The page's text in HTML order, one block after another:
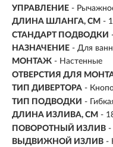
УПРАВЛЕНИЕ -
ДЛИНА ШЛАНГА, СМ -
СТАНДАРТ ПОДВОДКИ
НАЗНАЧЕНИЕ - Для
МОНТАЖ - Настенные
ОТВЕРСТИЯ ДЛЯ
ТИП ДИВЕРТОРА -
ТИП ПОДВОДКИ -
ДЛИНА ИЗЛИВА, СМ -
ПОВОРОТНЫЙ ИЗЛИВ -
ВЫДВИЖНОЙ ИЗЛИВ -